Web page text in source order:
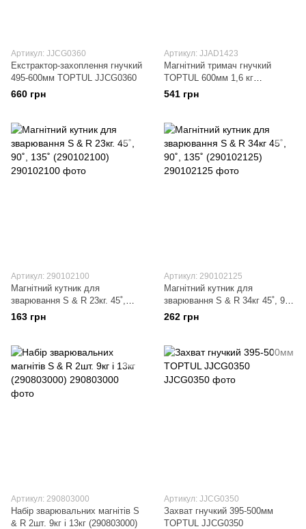
Артикул: JJCG0360
Екстрактор-захоплення гнучкий
495-600мм TOPTUL JJCG0360
660 грн
Артикул: JJAD1423
Магнітний тримач гнучкий
TOPTUL 600мм 1,6 кг
JJAD1423
541 грн
Артикул: 290102100
Магнітний кутник для
зварювання S & R 23кг. 45˚,
90˚, 135˚ (290102100)
163 грн
Артикул: 290102125
Магнітний кутник для
зварювання S & R 34кг 45˚, 90˚,
135˚ (290102125)
262 грн
Артикул: 290803000
Набір зварювальних магнітів S
& R 2шт. 9кг і 13кг (290803000)
Артикул: JJCG0350
Захват гнучкий 395-500мм
TOPTUL JJCG0350